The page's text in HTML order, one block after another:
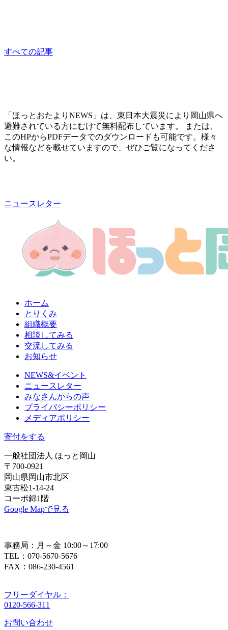
すべての記事
「ほっとおたよりNEWS」は、東日本大震災により岡山県へ
避難されている方にむけて無料配布しています。 または、
このHPからPDFデータでのダウンロードも可能です。様々
な情報などを載せていますので、ぜひご覧になってくださ
い。
ニュースレター
ホーム
とりくみ
組織概要
相談してみる
交流してみる
お知らせ
NEWS&イベント
ニュースレター
みなさんからの声
プライバシーポリシー
メディアポリシー
寄付をする
一般社団法人 ほっと岡山
〒700-0921
岡山県岡山市北区
東古松1-14-24
コーポ錦1階
Google Mapで見る
事務局：月～金 10:00～17:00
TEL：070-5670-5676
FAX：086-230-4561
フリーダイヤル：
0120-566-311
お問い合わせ